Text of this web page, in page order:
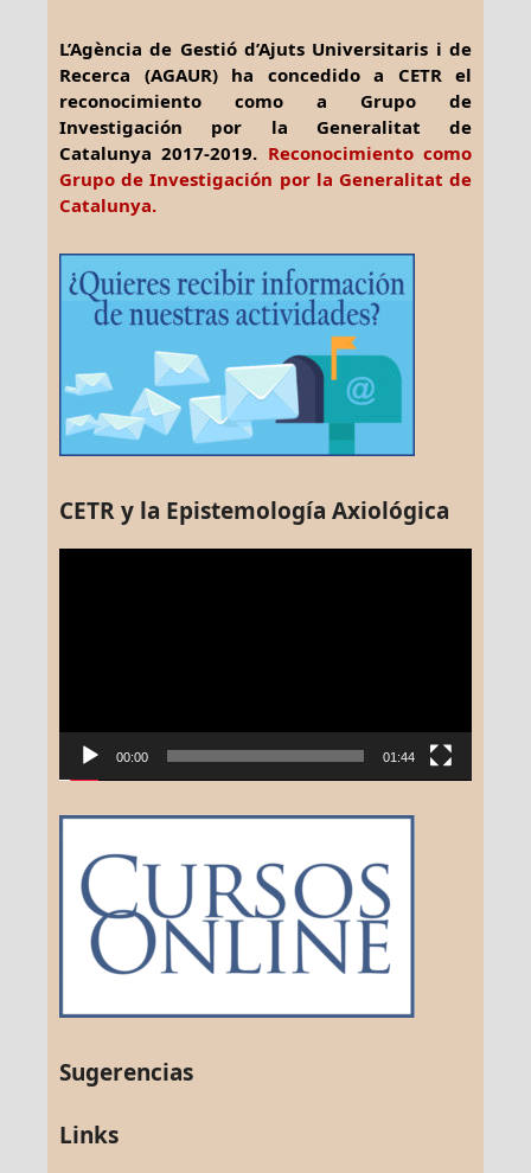
L’Agència de Gestió d’Ajuts Universitaris i de
Recerca (AGAUR) ha concedido a CETR el
reconocimiento como a Grupo de
Investigación por la Generalitat de
Catalunya 2017-2019. Reconocimiento como
Grupo de Investigación por la Generalitat de
Catalunya.
CETR y la Epistemología Axiológica
00:00 01:44
Sugerencias
Links